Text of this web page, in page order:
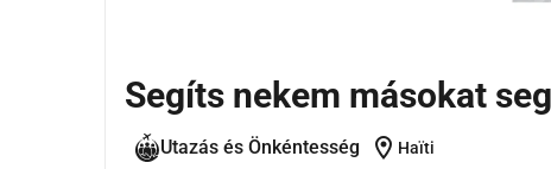
Segíts nekem másokat
Utazás és Önkéntesség location_on Haïti